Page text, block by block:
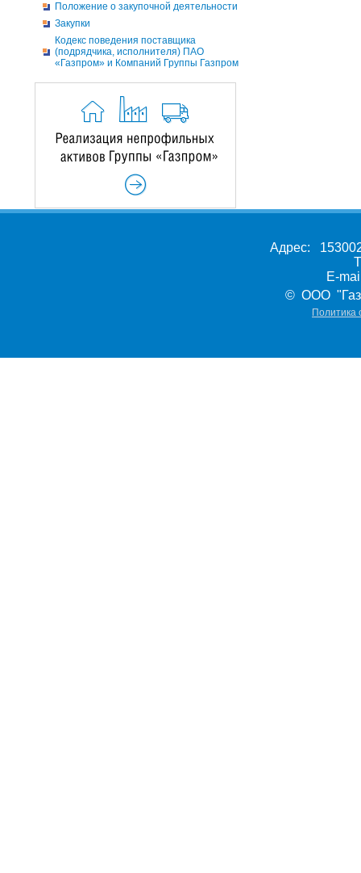
Положение о закупочной деятельности
Закупки
Кодекс поведения поставщика
(подрядчика, исполнителя) ПАО
«Газпром» и Компаний Группы Газпром
Адрес:
E-
© ООО
Политика